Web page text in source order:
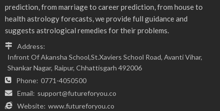
prediction, from marriage to career prediction, from house to
health astrology forecasts, we provide full guidance and
suggests astrological remedies for their problems.
Address:
Infront Of Akansha School,St.Xaviers School Road, Avanti Vihar,
Shankar Nagar, Raipur, Chhattisgarh 492006
Phone: 0771-4050500
Email: support@futureforyou.co
Website: www.futureforyou.co